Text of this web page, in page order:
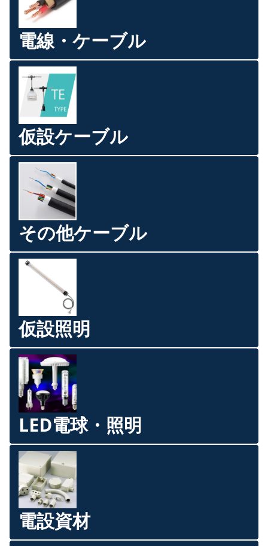
電線・ケーブル
仮設ケーブル
その他ケーブル
仮設照明
LED電球・照明
電設資材